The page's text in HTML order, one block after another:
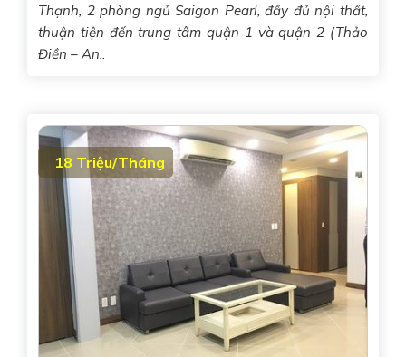
Thạnh, 2 phòng ngủ Saigon Pearl, đầy đủ nội thất,
thuận tiện đến trung tâm quận 1 và quận 2 (Thảo
Điền – An..
18 Triệu/Tháng